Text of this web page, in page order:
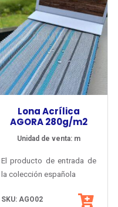
Lona Acrílica
AGORA 280g/m2
Unidad de venta: m
El producto de entrada de
la colección española
con gran diversidad de
SKU: AGO02